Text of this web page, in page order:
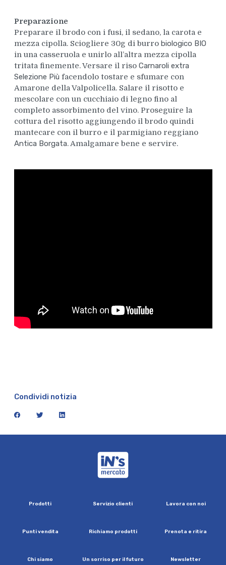
Preparazione
Preparare il brodo con i fusi, il sedano, la carota e
mezza cipolla. Sciogliere 30g di burro biologico BIO
in una casseruola e unirlo all’altra mezza cipolla
tritata finemente. Versare il riso Carnaroli extra
Selezione Più facendolo tostare e sfumare con
Amarone della Valpolicella. Salare il risotto e
mescolare con un cucchiaio di legno fino al
completo assorbimento del vino. Proseguire la
cottura del risotto aggiungendo il brodo quindi
mantecare con il burro e il parmigiano reggiano
Antica Borgata. Amalgamare bene e servire.
Condividi notizia
facebook twitter linkedin
Prodotti Servizio clienti Lavora con noi
Puntivendita Richiamo prodotti Prenota e ritira
Chi siamo Un sorriso per ilfuturo Newsletter